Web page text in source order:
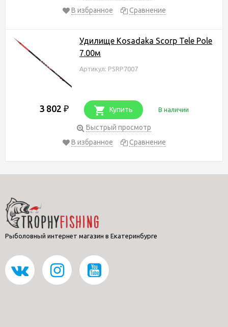
В избранное
Сравнение
Удилище Kosadaka Scorp Tele Pole
7.00м
Артикул: PSRP7007
3 802 ₽ Купить В наличии
Быстрый просмотр
В избранное
Сравнение
Рыболовный интернет магазин в Екатеринбурге